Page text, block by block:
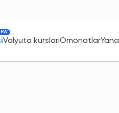
Valyuta kurslariOmonatlarYana